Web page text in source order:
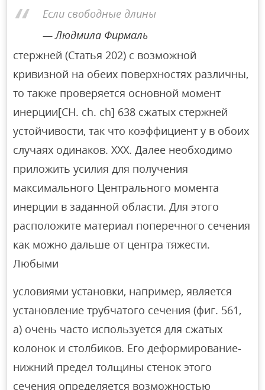
Если свободные длины
Людмила Фирмаль
стержней (Статья 202) с возможной
кривизной на обеих поверхностях различны,
то также проверяется основной момент
инерции[CH. ch. ch] 638 сжатых стержней
устойчивости, так что коэффициент y в обоих
случаях одинаков. XXX. Далее необходимо
приложить усилия для получения
максимального Центрального момента
инерции в заданной области. Для этого
расположите материал поперечного сечения
как можно дальше от центра тяжести.
Любыми
условиями установки, например, является
установление трубчатого сечения (фиг. 561,
а) очень часто используется для сжатых
колонок и столбиков. Его деформирование-
нижний предел толщины стенок этого
сечения определяется возможностью